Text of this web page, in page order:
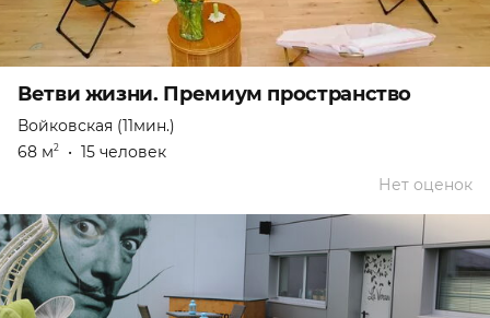
Ветви жизни. Премиум пространство
Войковская (11мин.)
68 м2 • 15 человек
Нет оценок